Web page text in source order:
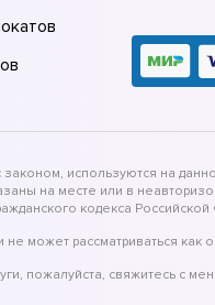
используются на
на месте или в
кодекса
может рассматриваться
пожалуйста, свяжитесь с